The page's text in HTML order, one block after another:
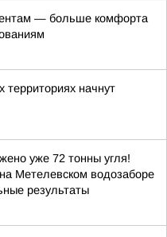
— больше комфорта
территориях начнут
уже 72 тонны угля!
Метелевском водозаборе
результаты